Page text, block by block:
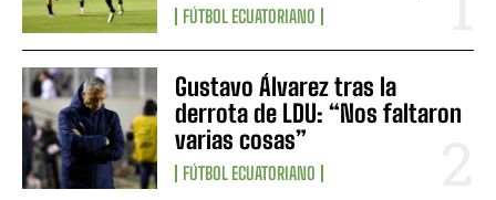
FÚTBOL ECUATORIANO
Gustavo Álvarez tras la
derrota de LDU: “Nos faltaron
varias cosas”
FÚTBOL ECUATORIANO